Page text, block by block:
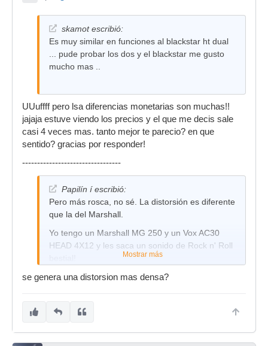
skamot escribió:
Es muy similar en funciones al blackstar ht dual
... pude probar los dos y el blackstar me gusto
mucho mas ..
UUuffff pero lsa diferencias monetarias son muchas!!
jajaja estuve viendo los precios y el que me decis sale
casi 4 veces mas. tanto mejor te parecio? en que
sentido? gracias por responder!
---------------------------------
Papilín í escribió:
Pero más rosca, no sé. La distorsión es diferente
que la del Marshall.
Yo tengo un Marshall MG 250 y un Vox AC30
HEAD 4X12 y les saca un sonido de Rock n' Roll
Los videos que encuentres por la red valen la
La desición de comprarme el pedal la tome
distorsiones en este foro!
Mostrar más
se genera una distorsion mas densa?